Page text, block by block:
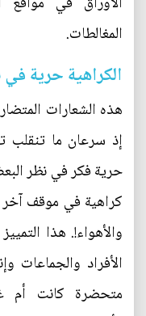
المغالطات.
الكراهية حرية
هذه الشعارات
إذ سرعان ما تنقلب
حرية فكر في نظر
كراهية في موقف
والأهواء!. هذا
الأفراد والجماعات
متحضرة كانت أم